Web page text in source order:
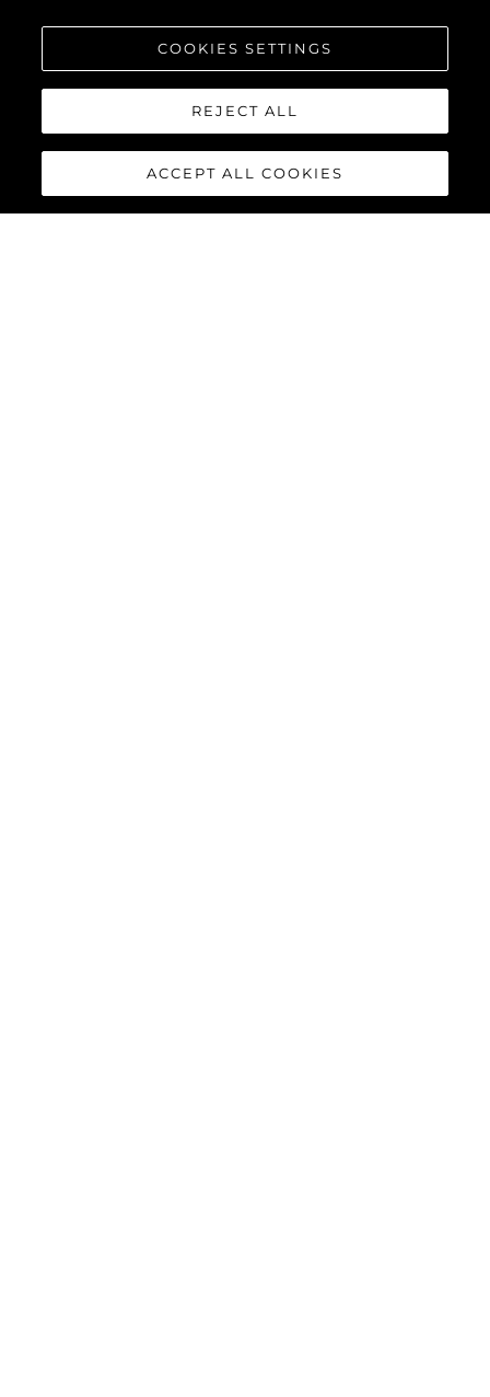
COOKIES SETTINGS
REJECT ALL
ACCEPT ALL COOKIES